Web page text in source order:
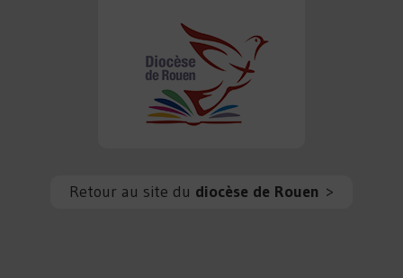
Retour au site du diocèse de Rouen >